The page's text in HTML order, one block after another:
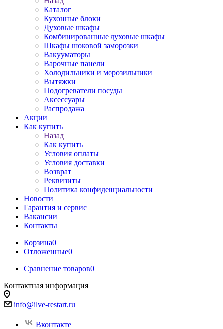
Каталог
Кухонные блоки
Духовые шкафы
Комбинированные духовые шкафы
Шкафы шоковой заморозки
Вакууматоры
Варочные панели
Холодильники и морозильники
Вытяжки
Подогреватели посуды
Аксессуары
Распродажа
Акции
Как купить
Назад
Как купить
Условия оплаты
Условия доставки
Возврат
Реквизиты
Политика конфиденциальности
Новости
Гарантия и сервис
Вакансии
Контакты
Корзина0
Отложенные0
Сравнение товаров0
Контактная информация
info@ilve-restart.ru
Вконтакте